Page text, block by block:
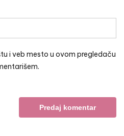
i veb mesto u ovom pregledaču